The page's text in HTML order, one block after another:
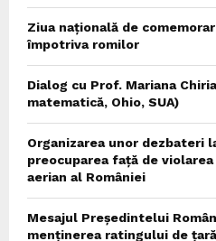
Ziua națională de
împotriva romilor
Dialog cu Prof. Mariana
matematică, Ohio, SUA)
Organizarea unor dezbateri
preocuparea față de
aerian al României
Mesajul Președintelui
menținerea ratingului de